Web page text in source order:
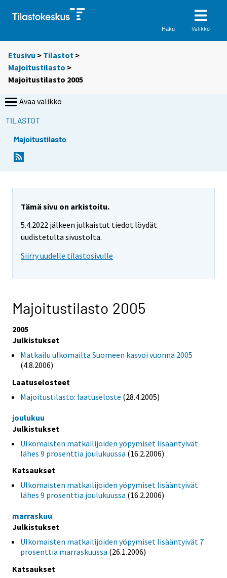
Haku Valikko
Etusivu > Tilastot >
Majoitustilasto >
Majoitustilasto 2005
Avaa valikko
TILASTOT
Majoitustilasto
Tämä sivu on arkistoitu.
5.4.2022 jälkeen julkaistut tiedot löydät
uudistetulta sivustolta.
Siirry uudelle tilastosivulle
Majoitustilasto 2005
2005
Julkistukset
Matkailu ulkomailta Suomeen kasvoi vuonna 2005
(4.8.2006)
Laatuselosteet
Majoitustilasto: laatuseloste (28.4.2005)
joulukuu
Julkistukset
Ulkomaisten matkailijoiden yöpymiset lisääntyivät
lähes 9 prosenttia joulukuussa (16.2.2006)
Katsaukset
Ulkomaisten matkailijoiden yöpymiset lisääntyivät
lähes 9 prosenttia joulukuussa (16.2.2006)
marraskuu
Julkistukset
Ulkomaisten matkailijoiden yöpymiset lisääntyivät 7
prosenttia marraskuussa (26.1.2006)
Katsaukset